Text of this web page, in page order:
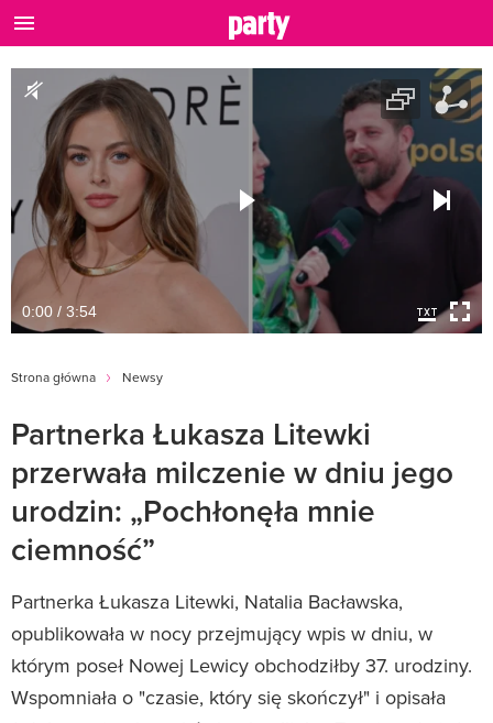
0:00 / 3:54
Strona główna Newsy
Partnerka Łukasza Litewki
przerwała milczenie w dniu jego
urodzin: „Pochłonęła mnie
ciemność”
Partnerka Łukasza Litewki, Natalia Bacławska,
opublikowała w nocy przejmujący wpis w dniu, w
którym poseł Nowej Lewicy obchodziłby 37. urodziny.
Wspomniała o "czasie, który się skończył" i opisała